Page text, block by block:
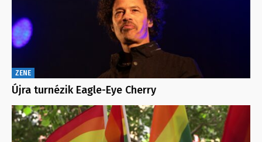
ZENE
Újra turnézik Eagle-Eye Cherry